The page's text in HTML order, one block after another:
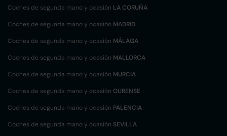
Coches de segunda mano y ocasión LA CORUÑA
Coches de segunda mano y ocasión MADRID
Coches de segunda mano y ocasión MÁLAGA
Coches de segunda mano y ocasión MALLORCA
Coches de segunda mano y ocasión MURCIA
Coches de segunda mano y ocasión OURENSE
Coches de segunda mano y ocasión PALENCIA
Coches de segunda mano y ocasión SEVILLA